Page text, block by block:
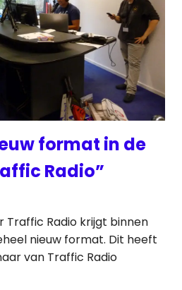
format in de
Radio”
Traffic Radio krijgt binnen
nieuw format. Dit heeft
van Traffic Radio